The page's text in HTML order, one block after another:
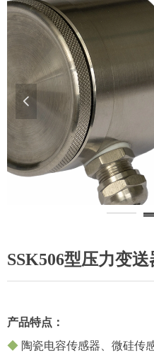
SSK506型压力变送
产品特点：
◆ 陶瓷电容传感器、微硅传
넳